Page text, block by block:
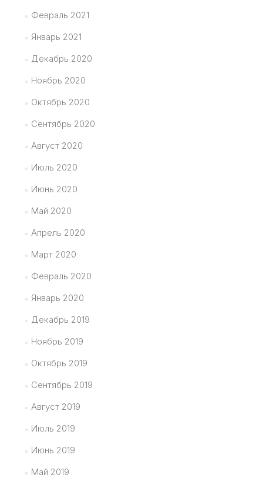
Февраль 2021
Январь 2021
Декабрь 2020
Ноябрь 2020
Октябрь 2020
Сентябрь 2020
Август 2020
Июль 2020
Июнь 2020
Май 2020
Апрель 2020
Март 2020
Февраль 2020
Январь 2020
Декабрь 2019
Ноябрь 2019
Октябрь 2019
Сентябрь 2019
Август 2019
Июль 2019
Июнь 2019
Май 2019